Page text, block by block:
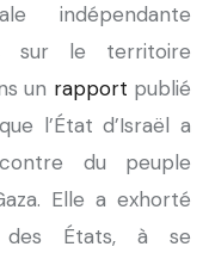
indépendante
sur le territoire
un rapport publié
l’État d’Israël a
du peuple
Elle a exhorté
des États, à se